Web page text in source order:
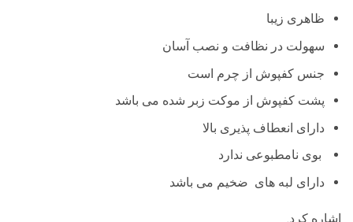
ظاهری زیبا
سهولت در نظافت و نصب آسان
جنس کفپوش از چرم است
پشت کفپوش از موکت زبر شده می باشد
دارای انعطاف پذیری بالا
بوی نامطبوعی ندارد
دارای لبه های ضخیم می باشد
اشاره کرد.